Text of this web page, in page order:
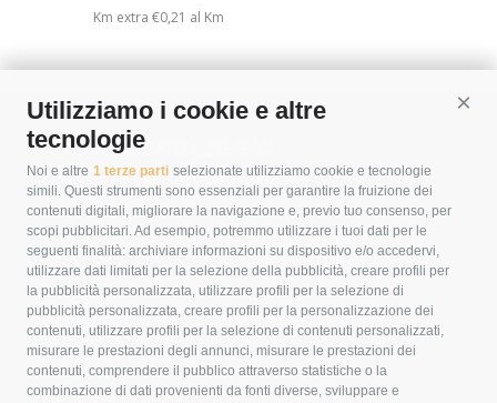
Utilizziamo i cookie e altre
tecnologie
Noi e altre 1 terze parti selezionate utilizziamo cookie e tecnologie
simili. Questi strumenti sono essenziali per garantire la fruizione dei
contenuti digitali, migliorare la navigazione e, previo tuo consenso, per
scopi pubblicitari. Ad esempio, potremmo utilizzare i tuoi dati per le
seguenti finalità: archiviare informazioni su dispositivo e/o accedervi,
utilizzare dati limitati per la selezione della pubblicità, creare profili per
la pubblicità personalizzata, utilizzare profili per la selezione di
pubblicità personalizzata, creare profili per la personalizzazione dei
contenuti, utilizzare profili per la selezione di contenuti personalizzati,
misurare le prestazioni degli annunci, misurare le prestazioni dei
contenuti, comprendere il pubblico attraverso statistiche o la
combinazione di dati provenienti da fonti diverse, sviluppare e
Km extra €0,21 al Km
AUTONOLEGGIO
GIRAMONDO SRL
Cod. Fisc. e P.IVA: 01075780526
Capitale sociale: € 10.000,00 i.v.
Sede:
Via Toppo Basso , 4 - Fraz. Macciano - 53043 Chiusi
(SI)